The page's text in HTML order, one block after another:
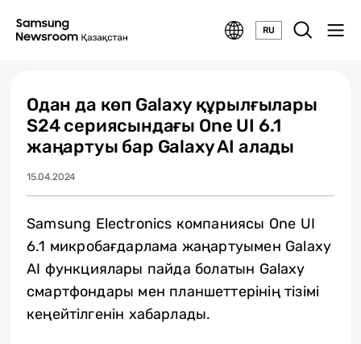
RU
Одан да көп Galaxy құрылғылары
S24 сериясындағы One UI 6.1
жаңартуы бар Galaxy AI алады
15.04.2024
Samsung Electronics компаниясы One UI
6.1 микробағдарлама жаңартуымен Galaxy
AI функциялары пайда болатын Galaxy
смартфондары мен планшеттерінің тізімі
кеңейтілгенін хабарлады.